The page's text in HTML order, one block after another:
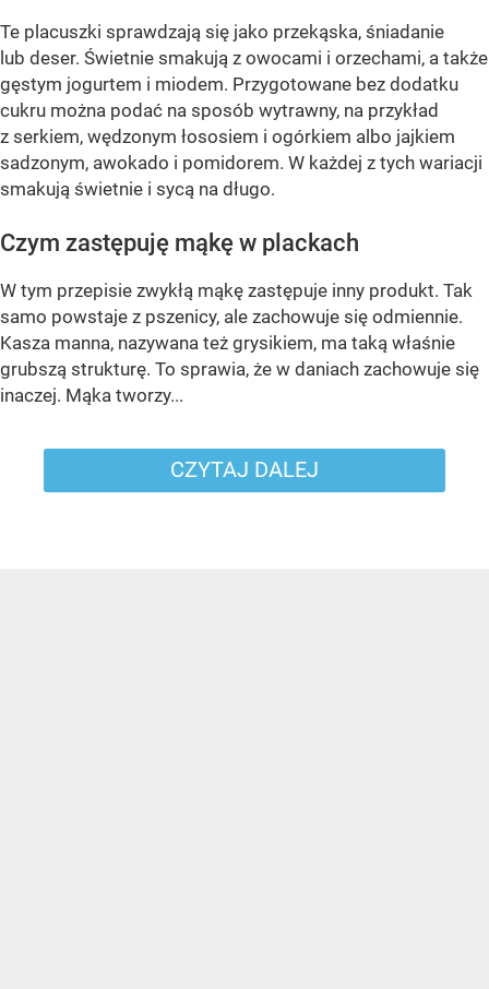
Te placuszki sprawdzają się jako przekąska, śniadanie
lub deser. Świetnie smakują z owocami i orzechami, a także
gęstym jogurtem i miodem. Przygotowane bez dodatku
cukru można podać na sposób wytrawny, na przykład
z serkiem, wędzonym łososiem i ogórkiem albo jajkiem
sadzonym, awokado i pomidorem. W każdej z tych wariacji
smakują świetnie i sycą na długo.
Czym zastępuję mąkę w plackach
W tym przepisie zwykłą mąkę zastępuje inny produkt. Tak
samo powstaje z pszenicy, ale zachowuje się odmiennie.
Kasza manna, nazywana też grysikiem, ma taką właśnie
grubszą strukturę. To sprawia, że w daniach zachowuje się
inaczej. Mąka tworzy...
CZYTAJ DALEJ